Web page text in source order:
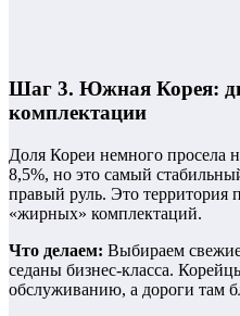
Шаг 3. Южная Корея:
комплектации
Доля Кореи немного просела
8,5%, но это самый
правый руль. Это территория
«жирных» комплектаций.
Что делаем: Выбираем
седаны бизнес-класса.
обслуживанию, а дороги там